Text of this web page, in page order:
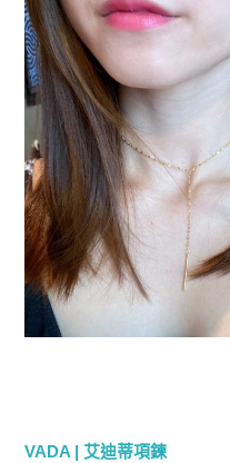
VADA | 艾迪蒂項鍊